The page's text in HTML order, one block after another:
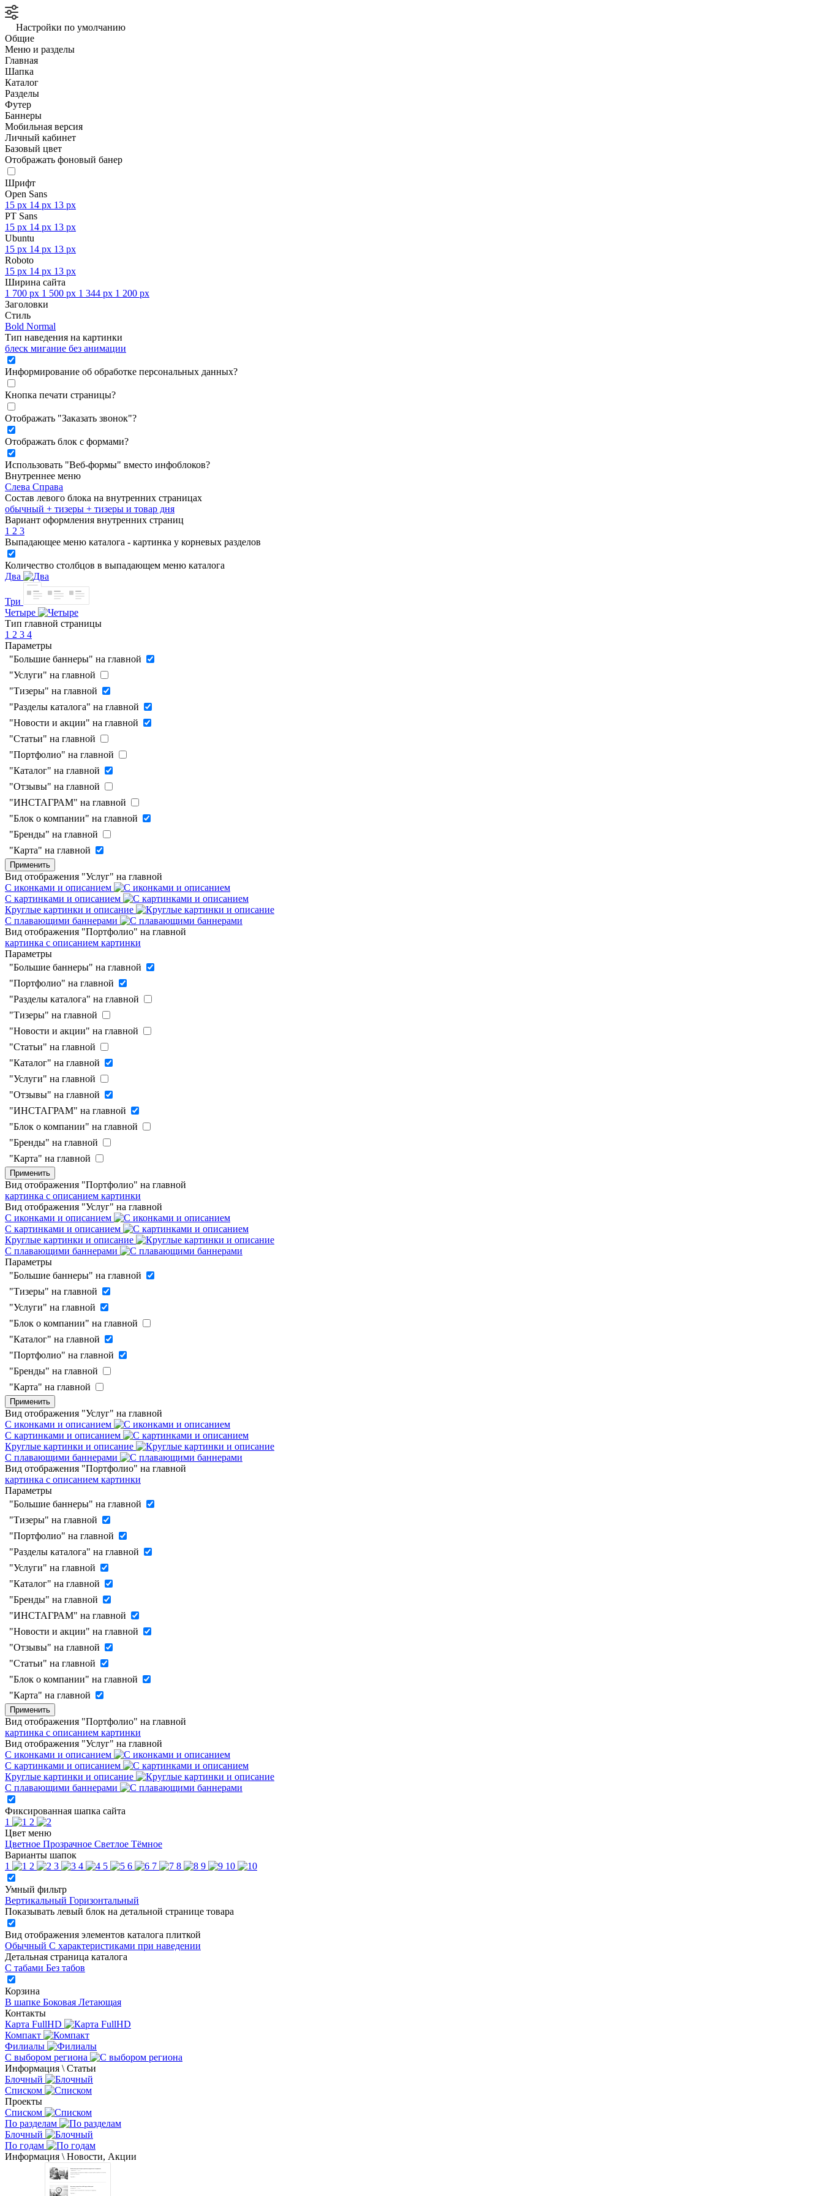
Настройки по умолчанию
Общие
Меню и разделы
Главная
Шапка
Каталог
Разделы
Футер
Баннеры
Мобильная версия
Личный кабинет
Базовый цвет
Отображать фоновый банер
Шрифт
Open Sans
15 px 14 px 13 px
PT Sans
15 px 14 px 13 px
Ubuntu
15 px 14 px 13 px
Roboto
15 px 14 px 13 px
Ширина сайта
1 700 px 1 500 px 1 344 px 1 200 px
Заголовки
Стиль
Bold Normal
Тип наведения на картинки
блеск мигание без анимации
Информирование об обработке персональных данных?
Кнопка печати страницы?
Отображать "Заказать звонок"?
Отображать блок с формами?
Использовать "Веб-формы" вместо инфоблоков?
Внутреннее меню
Слева Справа
Состав левого блока на внутренних страницах
обычный + тизеры + тизеры и товар дня
Вариант оформления внутренних страниц
1 2 3
Выпадающее меню каталога - картинка у корневых разделов
Количество столбцов в выпадающем меню каталога
Два
Три
Четыре
Тип главной страницы
1 2 3 4
Параметры
"Большие баннеры" на главной
"Услуги" на главной
"Тизеры" на главной
"Разделы каталога" на главной
"Новости и акции" на главной
"Статьи" на главной
"Портфолио" на главной
"Каталог" на главной
"Отзывы" на главной
"ИНСТАГРАМ" на главной
"Блок о компании" на главной
"Бренды" на главной
"Карта" на главной
Применить
Вид отображения "Услуг" на главной
С иконками и описанием
С картинками и описанием
Круглые картинки и описание
С плавающими баннерами
Вид отображения "Портфолио" на главной
картинка с описанием картинки
Параметры
"Большие баннеры" на главной
"Портфолио" на главной
"Разделы каталога" на главной
"Тизеры" на главной
"Новости и акции" на главной
"Статьи" на главной
"Каталог" на главной
"Услуги" на главной
"Отзывы" на главной
"ИНСТАГРАМ" на главной
"Блок о компании" на главной
"Бренды" на главной
"Карта" на главной
Применить
Вид отображения "Портфолио" на главной
картинка с описанием картинки
Вид отображения "Услуг" на главной
С иконками и описанием
С картинками и описанием
Круглые картинки и описание
С плавающими баннерами
Параметры
"Большие баннеры" на главной
"Тизеры" на главной
"Услуги" на главной
"Блок о компании" на главной
"Каталог" на главной
"Портфолио" на главной
"Бренды" на главной
"Карта" на главной
Применить
Вид отображения "Услуг" на главной
С иконками и описанием
С картинками и описанием
Круглые картинки и описание
С плавающими баннерами
Вид отображения "Портфолио" на главной
картинка с описанием картинки
Параметры
"Большие баннеры" на главной
"Тизеры" на главной
"Портфолио" на главной
"Разделы каталога" на главной
"Услуги" на главной
"Каталог" на главной
"Бренды" на главной
"ИНСТАГРАМ" на главной
"Новости и акции" на главной
"Отзывы" на главной
"Статьи" на главной
"Блок о компании" на главной
"Карта" на главной
Применить
Вид отображения "Портфолио" на главной
картинка с описанием картинки
Вид отображения "Услуг" на главной
С иконками и описанием
С картинками и описанием
Круглые картинки и описание
С плавающими баннерами
Фиксированная шапка сайта
1
2
Цвет меню
Цветное Прозрачное Светлое Тёмное
Варианты шапок
1
2 3 4 5 6 7 8 9 10
Умный фильтр
Вертикальный Горизонтальный
Показывать левый блок на детальной странице товара
Вид отображения элементов каталога плиткой
Обычный С характеристиками при наведении
Детальная страница каталога
С табами Без табов
Корзина
В шапке Боковая Летающая
Контакты
Карта FullHD
Компакт
Филиалы
С выбором региона
Информация \ Статьи
Блочный
Списком
Проекты
Списком
По разделам
Блочный
По годам
Информация \ Новости, Акции